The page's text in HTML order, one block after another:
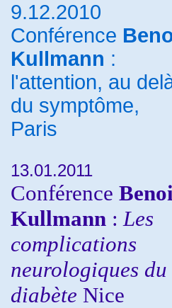
9.12.2010
Conférence
Kullmann :
l'attention, au
du symptôme,
Paris
13.01.2011
Conférence
Kullmann : Les
complications
neurologiques du
diabète Nice